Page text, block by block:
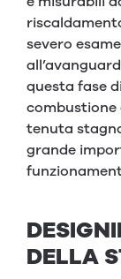
severo
questa fase
combustione
tenuta
grande
DELLA